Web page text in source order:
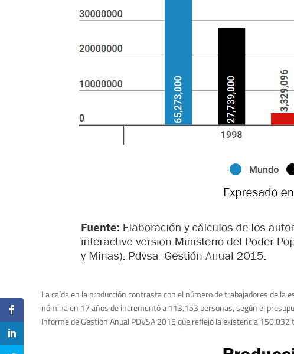
La caída en la producción contrasta con el número de trabajadores de
nómina en 17 años de incrementó a 113.153 personas, según el
Informe de Gestión Anual PDVSA 2015 que reflejó la existencia 150.032